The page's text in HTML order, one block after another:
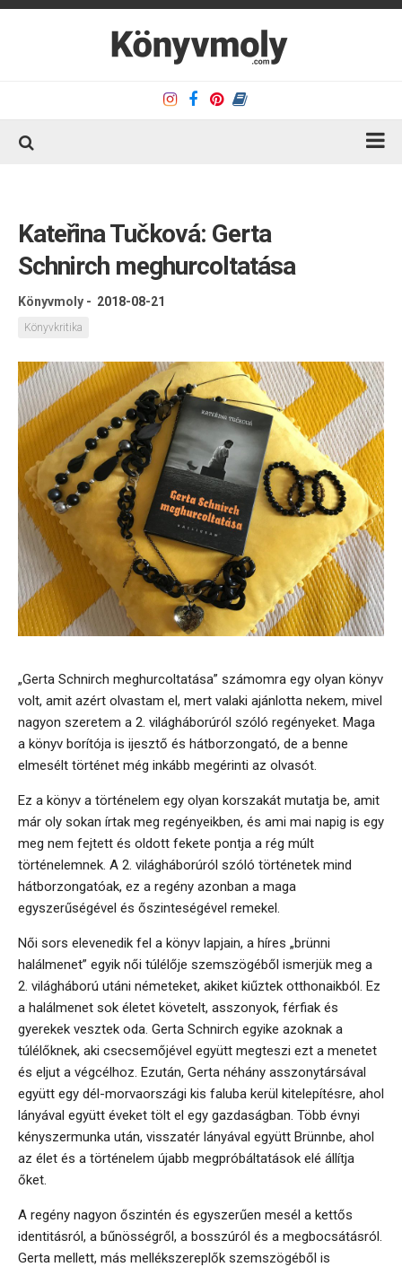
Könyvajánló
Kapcsolat
Olvasó sarok
Rólam
Kateřina Tučková: Gerta ​
Schnirch meghurcoltatása
Könyvmoly - 2018-08-21
Könyvkritika
„Gerta Schnirch meghurcoltatása” számomra egy olyan könyv
volt, amit azért olvastam el, mert valaki ajánlotta nekem, mivel
nagyon szeretem a 2. világháborúról szóló regényeket. Maga
a könyv borítója is ijesztő és hátborzongató, de a benne
elmesélt történet még inkább megérinti az olvasót.
Ez a könyv a történelem egy olyan korszakát mutatja be, amit
már oly sokan írtak meg regényeikben, és ami mai napig is egy
meg nem fejtett és oldott fekete pontja a rég múlt
történelemnek. A 2. világháborúról szóló történetek mind
hátborzongatóak, ez a regény azonban a maga
egyszerűségével és őszinteségével remekel.
Női sors elevenedik fel a könyv lapjain, a híres „brünni
halálmenet” egyik női túlélője szemszögéből ismerjük meg a
2. világháború utáni németeket, akiket kiűztek otthonaikból. Ez
a halálmenet sok életet követelt, asszonyok, férfiak és
gyerekek vesztek oda. Gerta Schnirch egyike azoknak a
túlélőknek, aki csecsemőjével együtt megteszi ezt a menetet
és eljut a végcélhoz. Ezután, Gerta néhány asszonytársával
együtt egy dél-morvaországi kis faluba kerül kitelepítésre, ahol
lányával együtt éveket tölt el egy gazdaságban. Több évnyi
kényszermunka után, visszatér lányával együtt Brünnbe, ahol
az élet és a történelem újabb megpróbáltatások elé állítja
őket.
A regény nagyon őszintén és egyszerűen mesél a kettős
identitásról, a bűnösségről, a bosszúról és a megbocsátásról.
Gerta mellett, más mellékszereplők szemszögéből is